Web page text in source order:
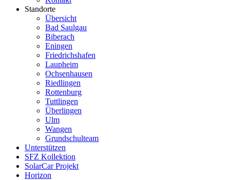
Standorte
Übersicht
Bad Saulgau
Biberach
Eningen
Friedrichshafen
Laupheim
Ochsenhausen
Riedlingen
Rottenburg
Tuttlingen
Überlingen
Ulm
Wangen
Grundschulteam
Unterstützen
SFZ Kollektion
SolarCar Projekt
Horizon